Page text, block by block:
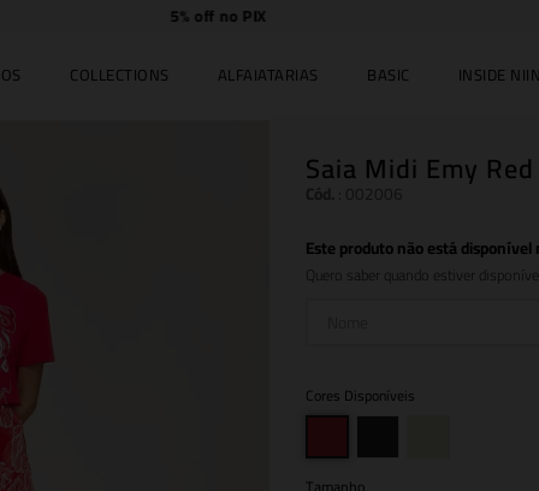
Compreonline eretire
COLLECTIONS ALFAIATARIAS BASIC INSIDE
Saia Midi Emy Red
Este produto não está
Quero saber quando estiver
Cores Disponíveis